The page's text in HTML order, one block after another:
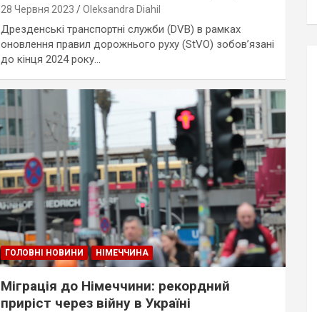
28 Червня 2023 Oleksandra Diahil
Дрезденські транспортні служби (DVB) в рамках
оновлення правил дорожнього руху (StVO) зобов’язані
до кінця 2024 року…
ГОЛОВНІ НОВИНИ НІМЕЧЧИНА
Міграція до Німеччини: рекордний
приріст через війну в Україні